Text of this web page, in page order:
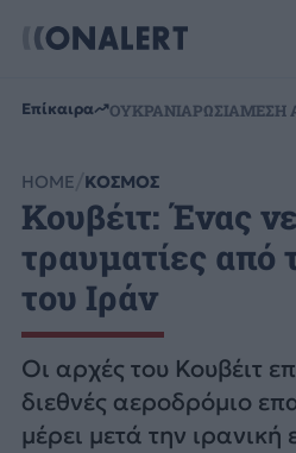
Επίκαιρα ΟΥΚΡΑΝΙΑΡΩΣΙΑΜΕΣΗ
HOME ΚΟΣΜΟΣ
Κουβέιτ: Ένας
τραυματίες από
του Ιράν
Οι αρχές του Κουβέιτ
διεθνές αεροδρόμιο
μέρει μετά την ιρανική